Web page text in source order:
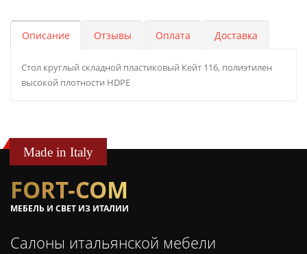
Описание Отзывы Оплата Доставка
Стол круглый складной пластиковый Кейт 116, полиэтилен
высокой плотности HDPE
Made in Italy
FORT-COM
МЕБЕЛЬ И СВЕТ ИЗ ИТАЛИИ
Салоны итальянской мебели